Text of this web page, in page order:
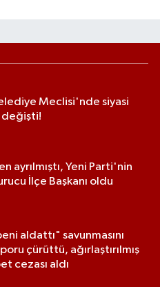
Meclisi'nde siyasi
ayrılmıştı, Yeni Parti'nin
İlçe Başkanı oldu
aldattı" savunmasını
çürüttü, ağırlaştırılmış
cezası aldı